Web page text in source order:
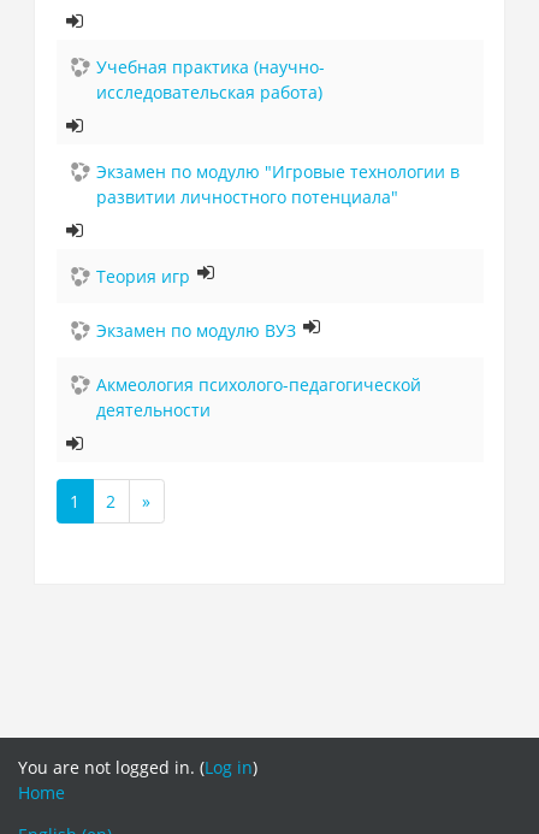
Учебная практика (научно-
исследовательская работа)
Экзамен по модулю "Игровые технологии в
развитии личностного потенциала"
Теория игр
Экзамен по модулю ВУЗ
Акмеология психолого-педагогической
деятельности
1
(current)
2
»
Next
You are not logged in. (Log in)
Home